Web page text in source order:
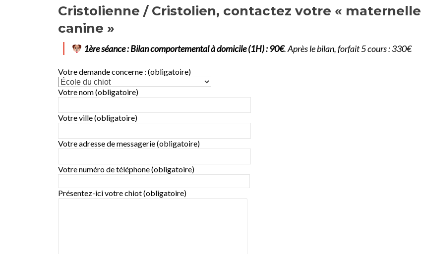
Cristolienne / Cristolien, contactez votre « maternelle
canine »
1ère séance : Bilan comportemental à domicile (1H) : 90€. Après le bilan, forfait 5 cours : 330€
Votre demande concerne : (obligatoire)
Votre nom (obligatoire)
Votre ville (obligatoire)
Votre adresse de messagerie (obligatoire)
Votre numéro de téléphone (obligatoire)
Présentez-ici votre chiot (obligatoire)